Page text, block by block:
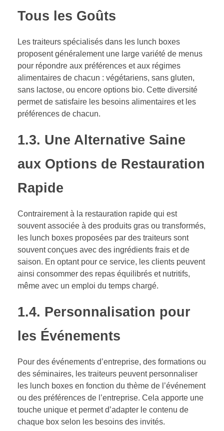
Tous les Goûts
Les traiteurs spécialisés dans les lunch boxes
proposent généralement une large variété de menus
pour répondre aux préférences et aux régimes
alimentaires de chacun : végétariens, sans gluten,
sans lactose, ou encore options bio. Cette diversité
permet de satisfaire les besoins alimentaires et les
préférences de chacun.
1.3. Une Alternative Saine
aux Options de Restauration
Rapide
Contrairement à la restauration rapide qui est
souvent associée à des produits gras ou transformés,
les lunch boxes proposées par des traiteurs sont
souvent conçues avec des ingrédients frais et de
saison. En optant pour ce service, les clients peuvent
ainsi consommer des repas équilibrés et nutritifs,
même avec un emploi du temps chargé.
1.4. Personnalisation pour
les Événements
Pour des événements d’entreprise, des formations ou
des séminaires, les traiteurs peuvent personnaliser
les lunch boxes en fonction du thème de l’événement
ou des préférences de l’entreprise. Cela apporte une
touche unique et permet d’adapter le contenu de
chaque box selon les besoins des invités.